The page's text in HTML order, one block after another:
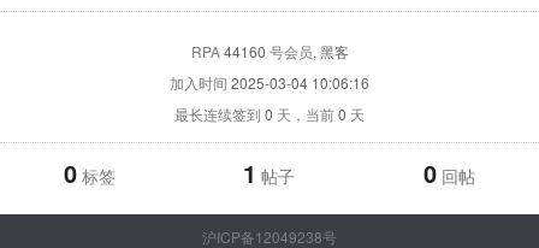
RPA44160 号会员, 黑客
加入时间 2025-03-04 10:06:16
最长连续签到 0 天，当前0 天
0 标签 1 帖子 0 回帖
沪ICP备12049238号